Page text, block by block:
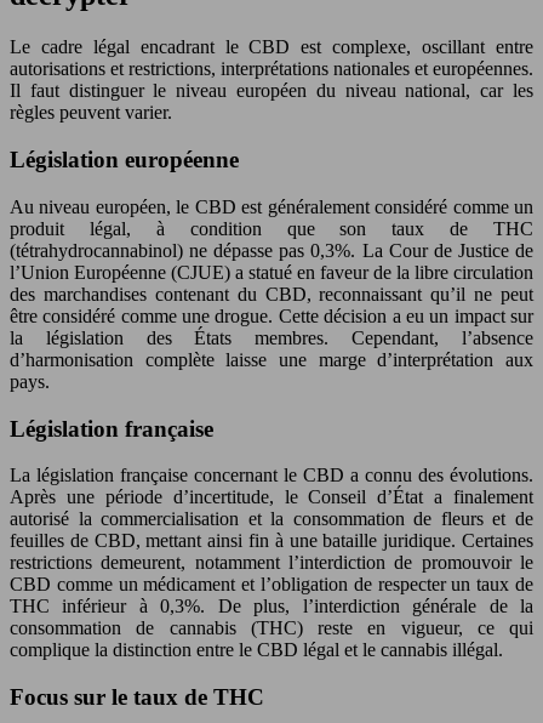
Le cadre légal encadrant le CBD est complexe, oscillant entre
autorisations et restrictions, interprétations nationales et européennes.
Il faut distinguer le niveau européen du niveau national, car les
règles peuvent varier.
Législation européenne
Au niveau européen, le CBD est généralement considéré comme un
produit légal, à condition que son taux de THC
(tétrahydrocannabinol) ne dépasse pas 0,3%. La Cour de Justice de
l’Union Européenne (CJUE) a statué en faveur de la libre circulation
des marchandises contenant du CBD, reconnaissant qu’il ne peut
être considéré comme une drogue. Cette décision a eu un impact sur
la législation des États membres. Cependant, l’absence
d’harmonisation complète laisse une marge d’interprétation aux
pays.
Législation française
La législation française concernant le CBD a connu des évolutions.
Après une période d’incertitude, le Conseil d’État a finalement
autorisé la commercialisation et la consommation de fleurs et de
feuilles de CBD, mettant ainsi fin à une bataille juridique. Certaines
restrictions demeurent, notamment l’interdiction de promouvoir le
CBD comme un médicament et l’obligation de respecter un taux de
THC inférieur à 0,3%. De plus, l’interdiction générale de la
consommation de cannabis (THC) reste en vigueur, ce qui
complique la distinction entre le CBD légal et le cannabis illégal.
Focus sur le taux de THC